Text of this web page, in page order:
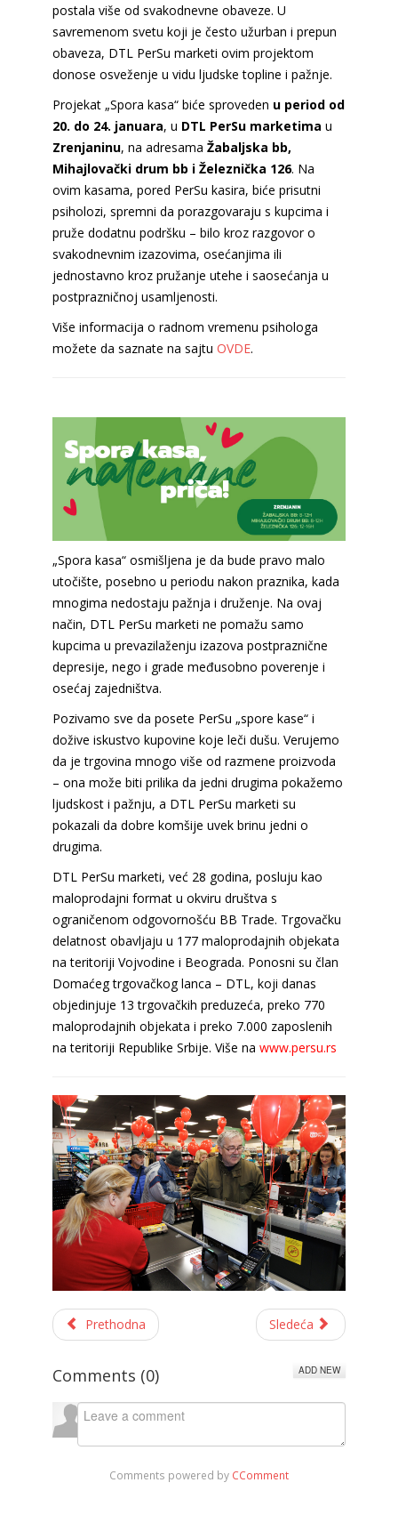
postala više od svakodnevne obaveze. U
savremenom svetu koji je često užurban i prepun
obaveza, DTL PerSu marketi ovim projektom
donose osveženje u vidu ljudske topline i pažnje.
Projekat „Spora kasa“ biće sproveden u period od
20. do 24. januara, u DTL PerSu marketima u
Zrenjaninu, na adresama Žabaljska bb,
Mihajlovački drum bb i Železnička 126. Na
ovim kasama, pored PerSu kasira, biće prisutni
psiholozi, spremni da porazgovaraju s kupcima i
pruže dodatnu podršku – bilo kroz razgovor o
svakodnevnim izazovima, osećanjima ili
jednostavno kroz pružanje utehe i saosećanja u
postprazničnoj usamljenosti.
Više informacija o radnom vremenu psihologa
možete da saznate na sajtu OVDE.
„Spora kasa“ osmišljena je da bude pravo malo
utočište, posebno u periodu nakon praznika, kada
mnogima nedostaju pažnja i druženje. Na ovaj
način, DTL PerSu marketi ne pomažu samo
kupcima u prevazilaženju izazova postpraznične
depresije, nego i grade međusobno poverenje i
osećaj zajedništva.
Pozivamo sve da posete PerSu „spore kase“ i
dožive iskustvo kupovine koje leči dušu. Verujemo
da je trgovina mnogo više od razmene proizvoda
– ona može biti prilika da jedni drugima pokažemo
ljudskost i pažnju, a DTL PerSu marketi su
pokazali da dobre komšije uvek brinu jedni o
drugima.
DTL PerSu marketi, već 28 godina, posluju kao
maloprodajni format u okviru društva s
ograničenom odgovornošću BB Trade. Trgovačku
delatnost obavljaju u 177 maloprodajnih objekata
na teritoriji Vojvodine i Beograda. Ponosni su član
Domaćeg trgovačkog lanca – DTL, koji danas
objedinjuje 13 trgovačkih preduzeća, preko 770
maloprodajnih objekata i preko 7.000 zaposlenih
na teritoriji Republike Srbije. Više na www.persu.rs
Prethodna Sledeća
Comments (0) ADD NEW
Comments powered by CComment